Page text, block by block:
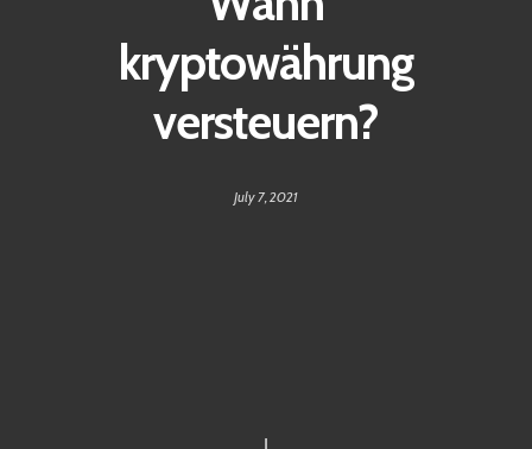
kryptowährung
versteuern?
July 7, 2021